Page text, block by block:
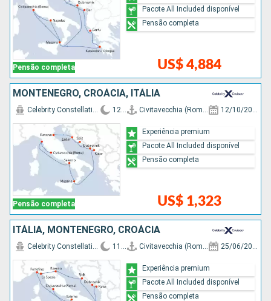
Pensão completa US$ 4,884
Pacote All Included disponível
Pensão completa
MONTENEGRO, CROÁCIA, ITÁLIA
Pensão completa
Celebrity Constellation 12 d Civitavecchia (Roma) 12/10/2026
US$ 1,323
Experiência premium
Pacote All Included disponível
Pensão completa
ITÁLIA, MONTENEGRO, CROÁCIA
Celebrity Constellation 11 d Civitavecchia (Roma) 25/06/2027
Experiência premium
Pacote All Included disponível
Pensão completa